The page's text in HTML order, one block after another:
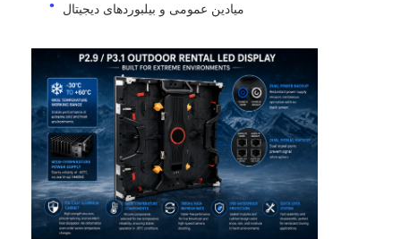
میادین عمومی و بیلبوردهای دیجیتال